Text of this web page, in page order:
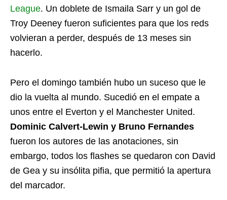
League. Un doblete de Ismaila Sarr y un gol de
Troy Deeney fueron suficientes para que los reds
volvieran a perder, después de 13 meses sin
hacerlo.
Pero el domingo también hubo un suceso que le
dio la vuelta al mundo. Sucedió en el empate a
unos entre el Everton y el Manchester United.
Dominic Calvert-Lewin y Bruno Fernandes
fueron los autores de las anotaciones, sin
embargo, todos los flashes se quedaron con David
de Gea y su insólita pifia, que permitió la apertura
del marcador.